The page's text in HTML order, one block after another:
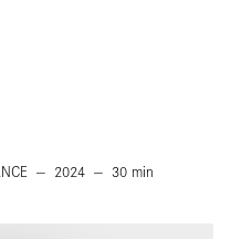
2024 30 min